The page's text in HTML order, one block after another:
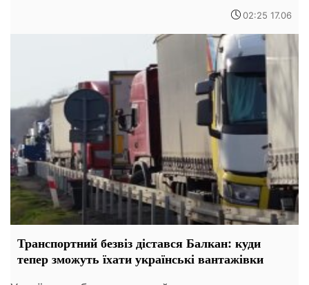
02:25 17.06
Транспортний безвіз дістався Балкан: куди
тепер зможуть їхати українські вантажівки